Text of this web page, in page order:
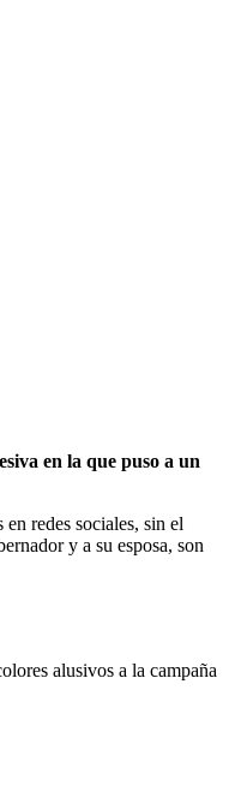
en la que puso a un
redes sociales, sin el
y a su esposa, son
alusivos a la campaña